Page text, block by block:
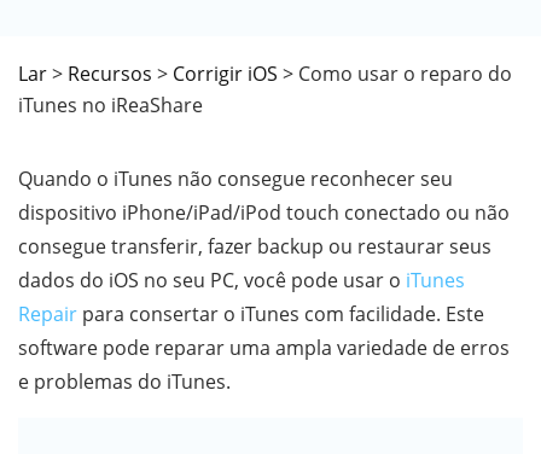
Lar> Recursos > Corrigir iOS > Como usar o reparo do
iTunes no iReaShare
Quando o iTunes não consegue reconhecer seu
dispositivo iPhone/iPad/iPod touch conectado ou não
consegue transferir, fazer backup ou restaurar seus
dados do iOS no seu PC, você pode usar o iTunes
Repair para consertar o iTunes com facilidade. Este
software pode reparar uma ampla variedade de erros
e problemas do iTunes.